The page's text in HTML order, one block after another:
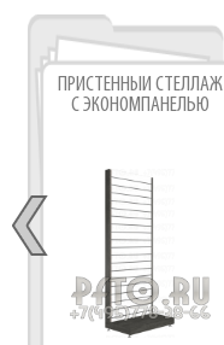
ПРИСТЕННЫЙ СТЕЛЛАЖ
С ЭКОНОМПАНЕЛЬЮ